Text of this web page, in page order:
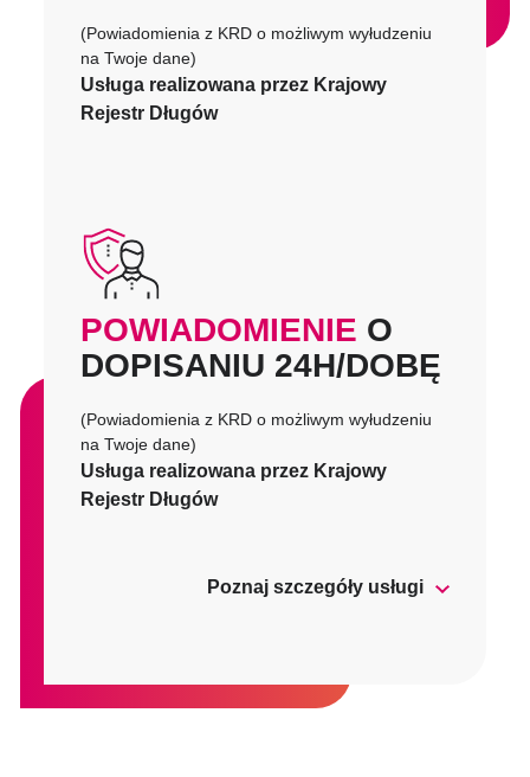
(Powiadomienia z KRD o możliwym wyłudzeniu
na Twoje dane)
Usługa realizowana przez Krajowy
Rejestr Długów
POWIADOMIENIE O
DOPISANIU 24H/DOBĘ
(Powiadomienia z KRD o możliwym wyłudzeniu
na Twoje dane)
Usługa realizowana przez Krajowy
Rejestr Długów
Poznaj szczegóły usługi